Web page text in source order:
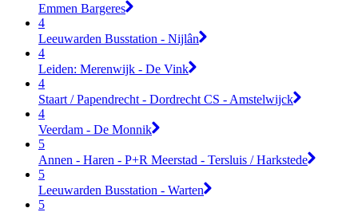
Emmen Bargeres
4
Leeuwarden Busstation - Nijlân
4
Leiden: Merenwijk - De Vink
4
Staart / Papendrecht - Dordrecht CS - Amstelwijck
4
Veerdam - De Monnik
5
Annen - Haren - P+R Meerstad - Tersluis / Harkstede
5
Leeuwarden Busstation - Warten
5